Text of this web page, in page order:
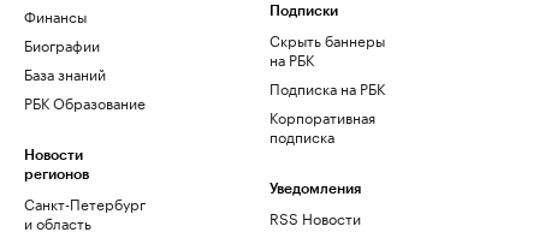
Финансы
Биографии
База знаний
РБК Образование
Новости
регионов
Санкт-Петербург
и область
Подписки
Скрыть баннеры
на РБК
Подписка на РБК
Корпоративная
подписка
Уведомления
RSS Новости